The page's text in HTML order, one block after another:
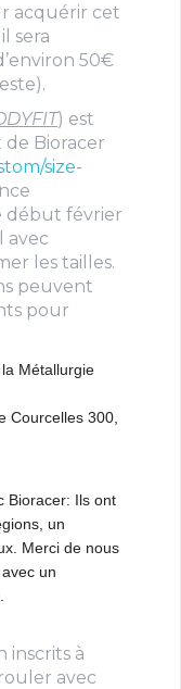
acquérir cet
il sera
50€
) est
Bioracer
size-
début février
avec
les tailles.
peuvent
pour
Métallurgie
Courcelles 300,
Bioracer: Ils ont
un
Merci de nous
un
inscrits à
avec